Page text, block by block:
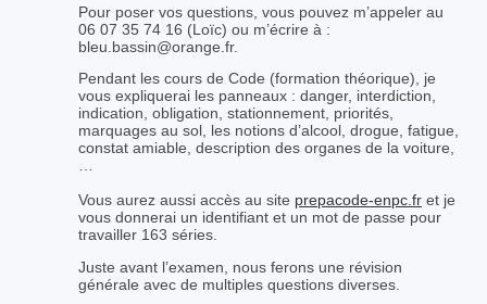
Pour poser vos questions, vous pouvez m’appeler au
06 07 35 74 16 (Loïc) ou m’écrire à :
bleu.bassin@orange.fr.
Pendant les cours de Code (formation théorique), je
vous expliquerai les panneaux : danger, interdiction,
indication, obligation, stationnement, priorités,
marquages au sol, les notions d’alcool, drogue, fatigue,
constat amiable, description des organes de la voiture,
…
Vous aurez aussi accès au site prepacode-enpc.fr et je
vous donnerai un identifiant et un mot de passe pour
travailler 163 séries.
Juste avant l’examen, nous ferons une révision
générale avec de multiples questions diverses.